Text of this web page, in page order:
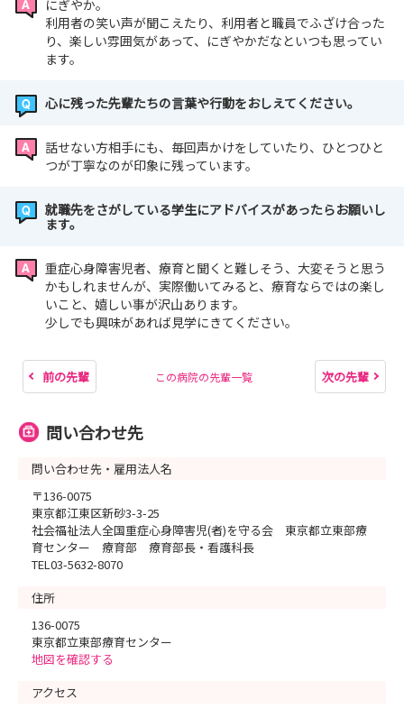
にぎやか。
利用者の笑い声が聞こえたり、利用者と職員でふざけ合った
り、楽しい雰囲気があって、にぎやかだなといつも思ってい
ます。
心に残った先輩たちの言葉や行動をおしえてください。
話せない方相手にも、毎回声かけをしていたり、ひとつひと
つが丁寧なのが印象に残っています。
就職先をさがしている学生にアドバイスがあったらお願いし
ます。
重症心身障害児者、療育と聞くと難しそう、大変そうと思う
かもしれませんが、実際働いてみると、療育ならではの楽し
いこと、嬉しい事が沢山あります。
少しでも興味があれば見学にきてください。
前の先輩 この病院の先輩一覧 次の先輩
問い合わせ先
問い合わせ先・雇用法人名
〒136-0075
東京都江東区新砂3-3-25
社会福祉法人全国重症心身障害児(者)を守る会 東京都立東部療
育センター 療育部 療育部長・看護科長
TEL03-5632-8070
住所
136-0075
東京都立東部療育センター
地図を確認する
アクセス